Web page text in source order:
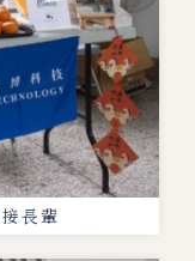
長輩